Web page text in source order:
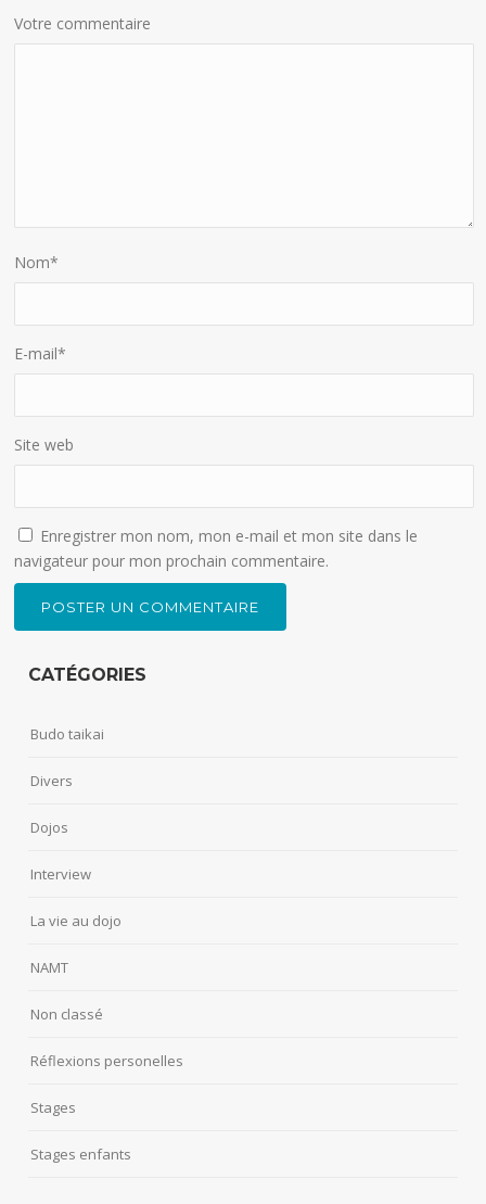
Votre commentaire
Nom*
E-mail*
Site web
Enregistrer mon nom, mon e-mail et mon site dans le
navigateur pour mon prochain commentaire.
CATÉGORIES
Budo taikai
Divers
Dojos
Interview
La vie au dojo
NAMT
Non classé
Réflexions personelles
Stages
Stages enfants